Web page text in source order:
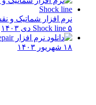
Shock line ۵ دی ۱۴۰۳
۱۸ شهریور ۱۴۰۳